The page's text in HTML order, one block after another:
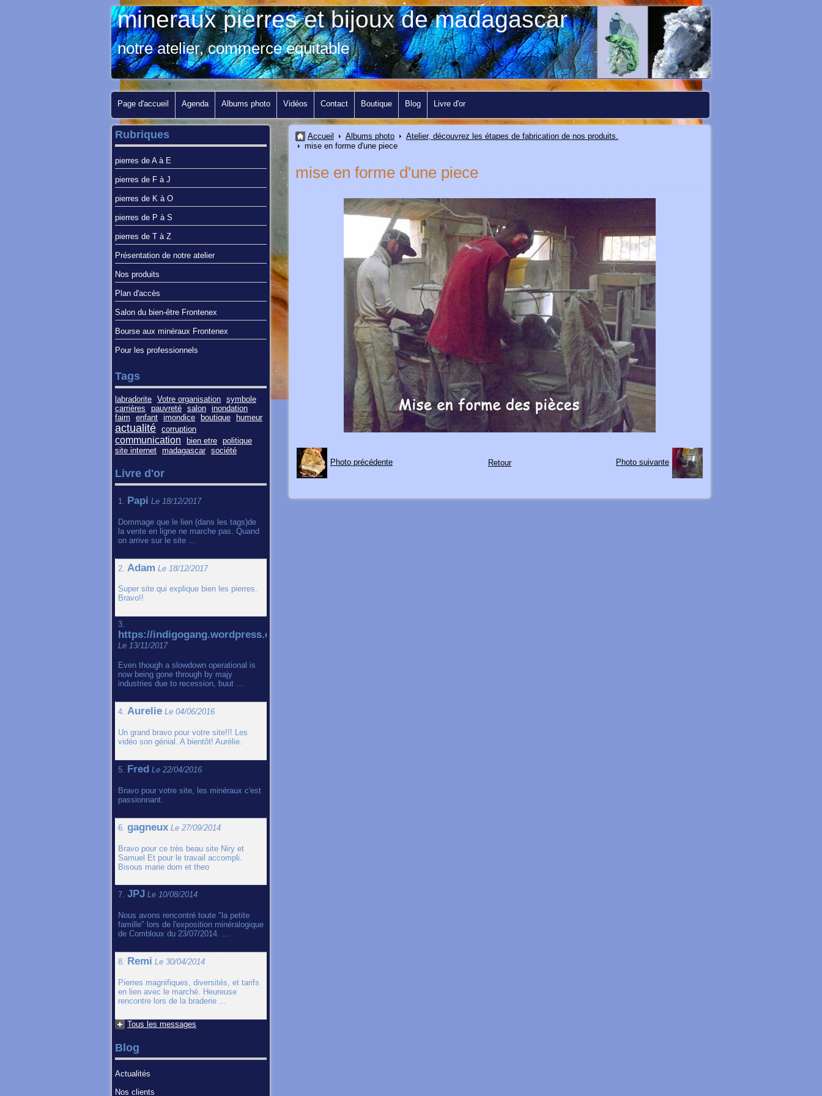
mineraux pierres et bijoux de madagascar
notre atelier, commerce equitable
Page d'accueil Agenda Albums photo Vidéos Contact Boutique Blog Livre d'or
Accueil Albums photo
Atelier, découvrez les étapes de fabrication de nos produits.
mise en forme d'une piece
mise en forme d'une piece
Photo précédente Retour Photo suivante
Rubriques
pierres de A à E
pierres de F à J
pierres de K à O
pierres de P à S
pierres de T à Z
Présentation de notre atelier
Nos produits
Plan d'accès
Salon du bien-être Frontenex
Bourse aux minéraux Frontenex
Pour les professionnels
Tags
labradorite Votre organisation symbole
carrières
pauvreté salon inondation
faim
enfant imondice boutique humeur
actualité corruption
communication bien etre politique
site internet madagascar société
Livre d'or
1. Papi Le 18/12/2017
Dommage que le lien (dans les tags)de
la vente en ligne ne marche pas. Quand
on arrive sur le site ...
2. Adam Le 18/12/2017
Super site qui explique bien les pierres.
Bravo!!
3.
https://indigogang.wordpress.com
Le 13/11/2017
Even though a slowdown operational is
now being gone through by majy
industries due to recession, buut ...
4. Aurelie Le 04/06/2016
Un grand bravo pour votre site!!! Les
vidéo son génial. A bientôt! Aurélie.
5. Fred Le 22/04/2016
Bravo pour votre site, les minéraux c'est
passionnant.
6. gagneux Le 27/09/2014
Bravo pour ce très beau site Niry et
Samuel Et pour le travail accompli.
Bisous marie dom et theo
7. JPJ Le 10/08/2014
Nous avons rencontré toute "la petite
famille" lors de l'exposition minéralogique
de Combloux du 23/07/2014. ...
8. Remi Le 30/04/2014
Pierres magnifiques, diversités, et tarifs
en lien avec le marché. Heureuse
rencontre lors de la braderie ...
Tous les messages
Blog
Actualités
Nos clients